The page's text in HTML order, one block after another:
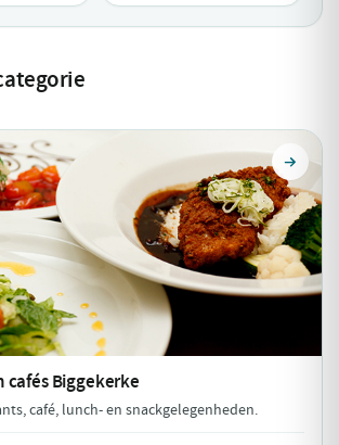
cafésBiggekerke
café, lunch- en snackgelegenheden.